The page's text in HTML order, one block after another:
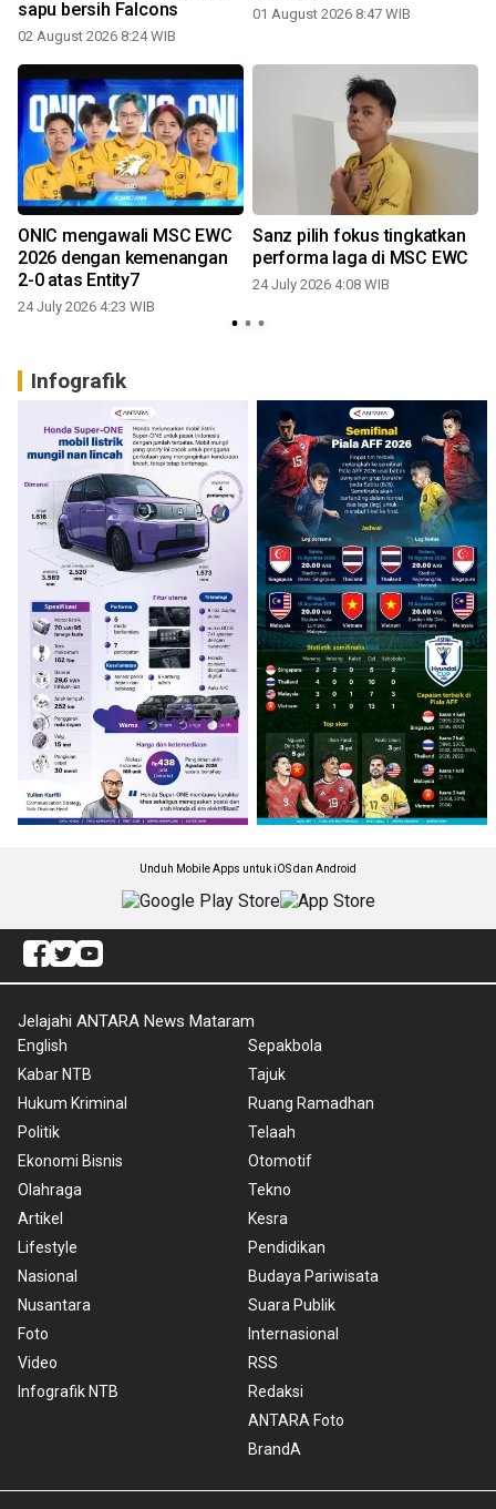
sapu bersih Falcons
02 August 2026 8:24 WIB
01 August 2026 8:47 WIB
ONIC mengawali MSC EWC
2026 dengan kemenangan
2-0 atas Entity7
24 July 2026 4:23 WIB
Sanz pilih fokus tingkatkan
performa laga di MSC EWC
24 July 2026 4:08 WIB
Infografik
Unduh Mobile Apps untuk iOS dan Android
Jelajahi ANTARA News Mataram
English
Kabar NTB
Hukum Kriminal
Politik
Ekonomi Bisnis
Olahraga
Artikel
Lifestyle
Nasional
Nusantara
Foto
Video
Infografik NTB
Sepakbola
Tajuk
Ruang Ramadhan
Telaah
Otomotif
Tekno
Kesra
Pendidikan
Budaya Pariwisata
Suara Publik
Internasional
RSS
Redaksi
ANTARA Foto
BrandA